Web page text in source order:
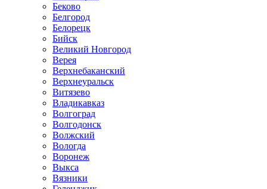
Беково
Белгород
Белорецк
Бийск
Великий Новгород
Верея
Верхнебаканский
Верхнеуральск
Витязево
Владикавказ
Волгоград
Волгодонск
Волжский
Вологда
Воронеж
Выкса
Вязники